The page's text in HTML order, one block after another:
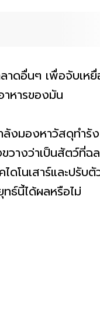
าดอื่นๆ เพื่อจับเห
าหารของมัน
งมองหาวัสดุทำรัง
ขวางว่าเป็นสัตว์ที่
โนเสาร์และปรับตั
ธ์นี้ได้ผลหรือไม่